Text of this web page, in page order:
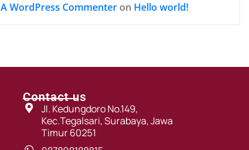
A WordPress Commenter on Hello world!
Contact us
Jl. Kedungdoro No.149,
Kec.Tegalsari, Surabaya, Jawa
Timur 60251